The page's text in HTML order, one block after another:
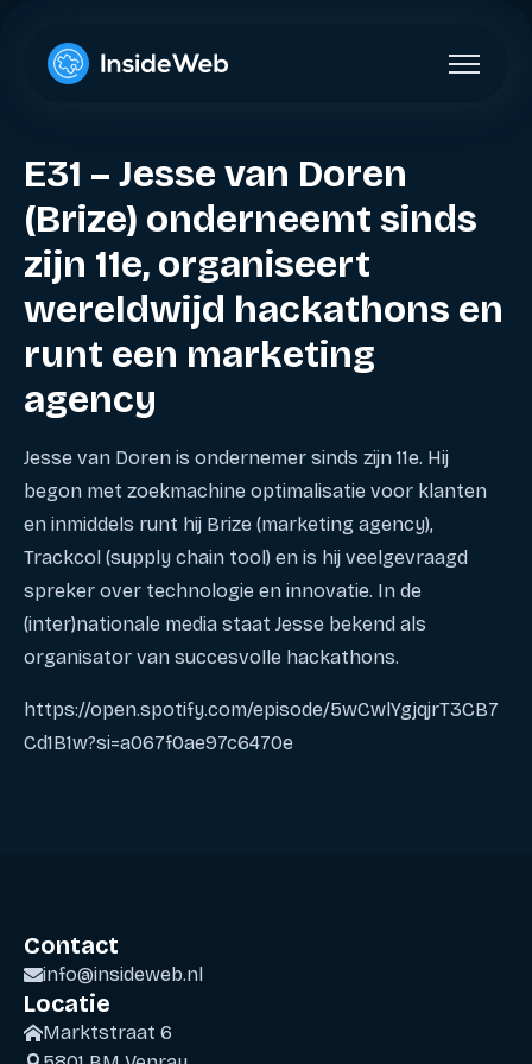
E31 – Jesse van Doren
(Brize) onderneemt sinds
zijn 11e, organiseert
wereldwijd hackathons en
runt een marketing
agency
Jesse van Doren is ondernemer sinds zijn 11e. Hij
begon met zoekmachine optimalisatie voor klanten
en inmiddels runt hij Brize (marketing agency),
Trackcol (supply chain tool) en is hij veelgevraagd
spreker over technologie en innovatie. In de
(inter)nationale media staat Jesse bekend als
organisator van succesvolle hackathons.
https://open.spotify.com/episode/5wCwlYgjqjrT3CB7
Cd1B1w?si=a067f0ae97c6470e
Contact
info@insideweb.nl
Locatie
Marktstraat 6